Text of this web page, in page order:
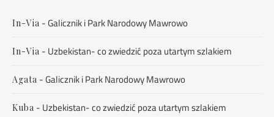
In-Via -Galicznik i Park Narodowy Mawrowo
In-Via -Uzbekistan- co zwiedzić poza utartym szlakiem
Agata -Galicznik i Park Narodowy Mawrowo
Kuba -Uzbekistan- co zwiedzić poza utartym szlakiem